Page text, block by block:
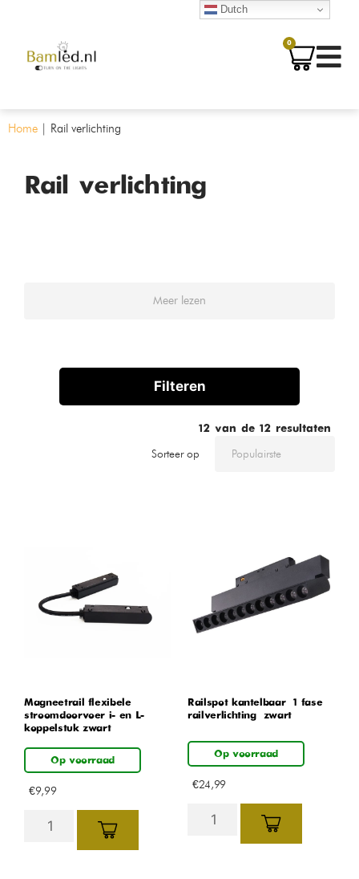
0
Home | Rail verlichting
Rail verlichting
Meer lezen
Filteren
12 van de 12 resultaten
Sorteer op
Magneetrail flexibele
stroomdoorvoer i- en L-
koppelstuk zwart
Op voorraad
€9,99
Railspot kantelbaar – 1 fase
railverlichting – zwart
Op voorraad
€24,99
Dutch